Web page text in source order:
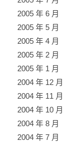
2005 年 6 月
2005 年 5 月
2005 年 4 月
2005 年 2 月
2005 年 1 月
2004 年 12 月
2004 年 11 月
2004 年 10 月
2004 年 8 月
2004 年 7 月